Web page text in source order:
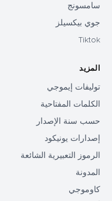
سامسونج
جوي بيكسيلز
Tiktok
المزيد
توليفات إيموجي
الكلمات المفتاحية
حسب سنة الإصدار
إصدارات يونيكود
الرموز التعبيرية الشائعة
المدونة
كاوموجي